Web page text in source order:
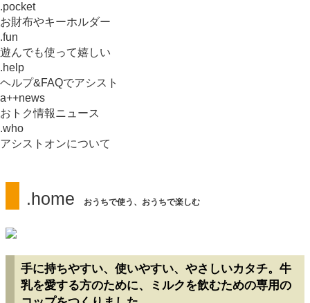
.home おうちで使う、おうちで楽しむ
手に持ちやすい、使いやすい、やさしいカタチ。牛
乳を愛する方のために、ミルクを飲むための専用の
.pocket
お財布やキーホルダー
.fun
遊んでも使って嬉しい
.help
ヘルプ&FAQでアシスト
a++news
おトク情報ニュース
.who
アシストオンについて